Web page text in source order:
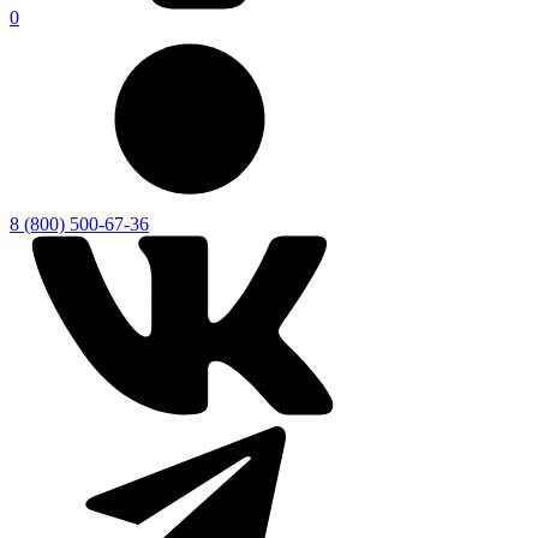
0
8 (800) 500-67-36